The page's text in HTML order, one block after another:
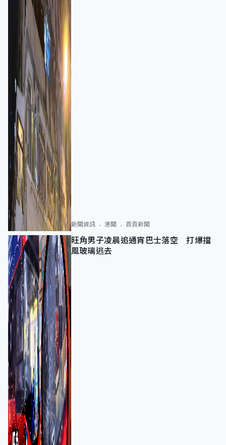
新聞資訊 港聞 首頁新聞
旺角男子凌晨追通宵巴士落空 打爆擋
風玻璃逃去